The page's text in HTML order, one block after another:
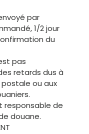
par
1/2 jour
du
pas
retards dus à
ou aux
responsable de
douane.